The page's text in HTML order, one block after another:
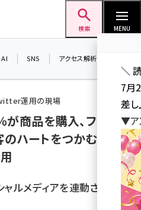
検索 MENU
AI SNS アクセス解析／データ分析
運用の現場
商品を購入、ファン
ハートをつかむ
ルメディアを連動させた
＼
7月
差し
▼ア